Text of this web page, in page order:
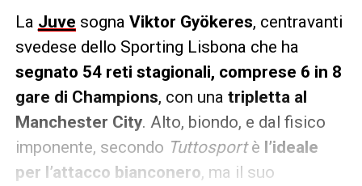
La Juve sogna Viktor Gyökeres, centravanti
svedese dello Sporting Lisbona che ha
segnato 54 reti stagionali, comprese 6 in 8
gare di Champions, con una tripletta al
Manchester City. Alto, biondo, e dal fisico
imponente, secondo Tuttosportè l’ideale
per l’attacco bianconero, ma il suo